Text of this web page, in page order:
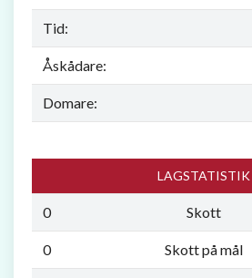
Tid:
Åskådare:
Domare:
LAGSTATISTIK
0 Skott
0 Skott på mål